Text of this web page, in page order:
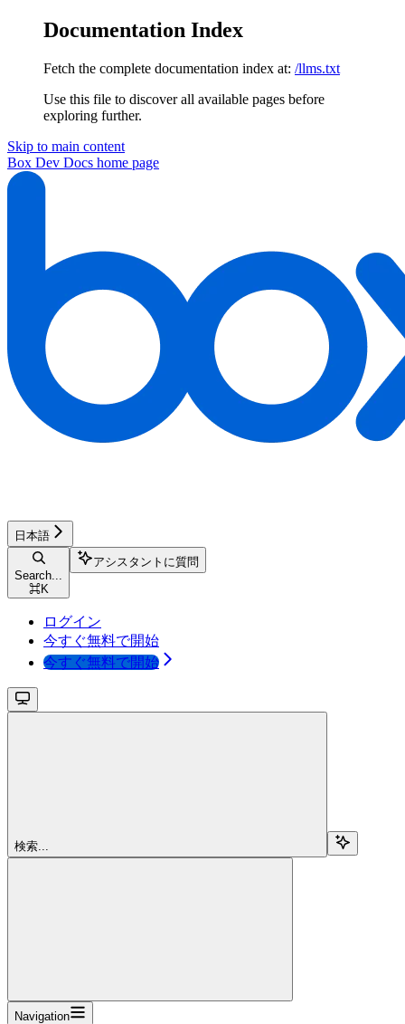
Documentation Index
Fetch the complete documentation index at: /llms.txt
Use this file to discover all available pages before
exploring further.
Skip to main content
Box Dev Docs home page
日本語
Search...
⌘K
アシスタントに質問
ログイン
今すぐ無料で開始
今すぐ無料で開始
検索...
Navigation